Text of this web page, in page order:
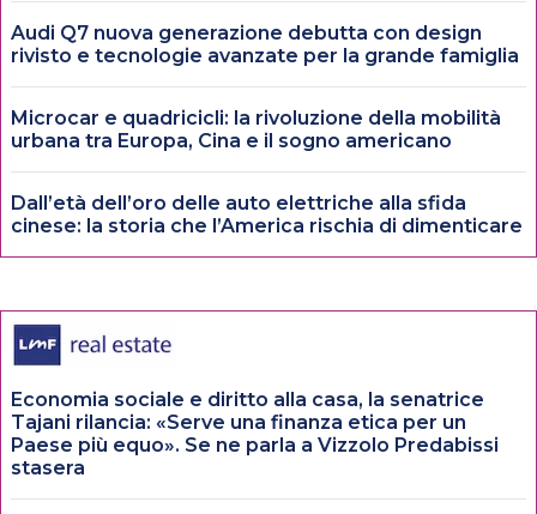
Audi Q7 nuova generazione debutta con design
rivisto e tecnologie avanzate per la grande famiglia
Microcar e quadricicli: la rivoluzione della mobilità
urbana tra Europa, Cina e il sogno americano
Dall’età dell’oro delle auto elettriche alla sfida
cinese: la storia che l’America rischia di dimenticare
Economia sociale e diritto alla casa, la senatrice
Tajani rilancia: «Serve una finanza etica per un
Paese più equo». Se ne parla a Vizzolo Predabissi
stasera